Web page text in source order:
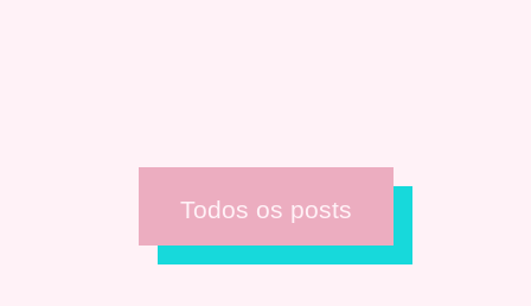
Todos os posts